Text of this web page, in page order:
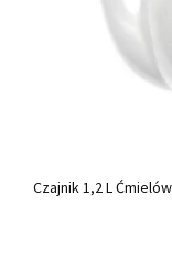
Czajnik 1,2 L Ćmielów